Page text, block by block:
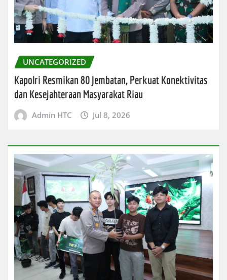
UNCATEGORIZED
Kapolri Resmikan 80 Jembatan, Perkuat Konektivitas
dan Kesejahteraan Masyarakat Riau
Admin HTC Jul 8, 2026